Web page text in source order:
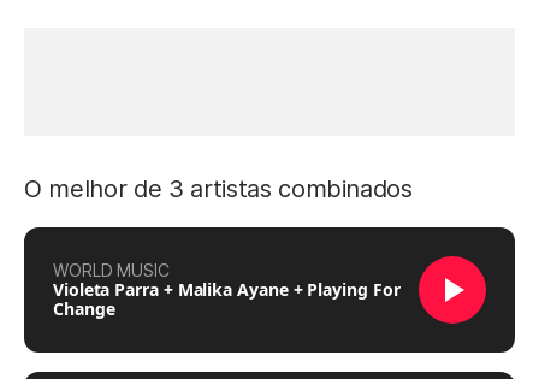
O melhor de 3 artistas combinados
WORLD MUSIC
Violeta Parra + Malika Ayane + Playing For
Change